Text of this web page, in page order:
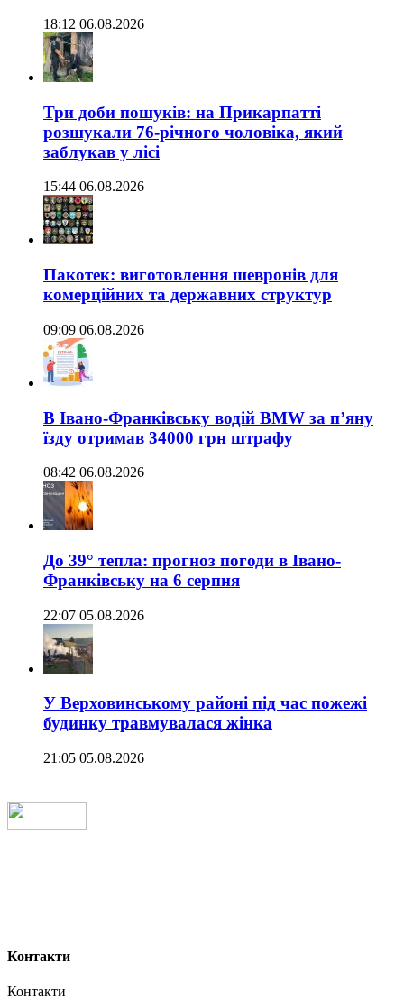
18:12 06.08.2026
Три доби пошуків: на Прикарпатті
розшукали 76-річного чоловіка, який
заблукав у лісі
15:44 06.08.2026
Пакотек: виготовлення шевронів для
комерційних та державних структур
09:09 06.08.2026
В Івано-Франківську водій BMW за п’яну
їзду отримав 34000 грн штрафу
08:42 06.08.2026
До 39° тепла: прогноз погоди в Івано-
Франківську на 6 серпня
22:07 05.08.2026
У Верховинському районі під час пожежі
будинку травмувалася жінка
21:05 05.08.2026
Контакти
Контакти